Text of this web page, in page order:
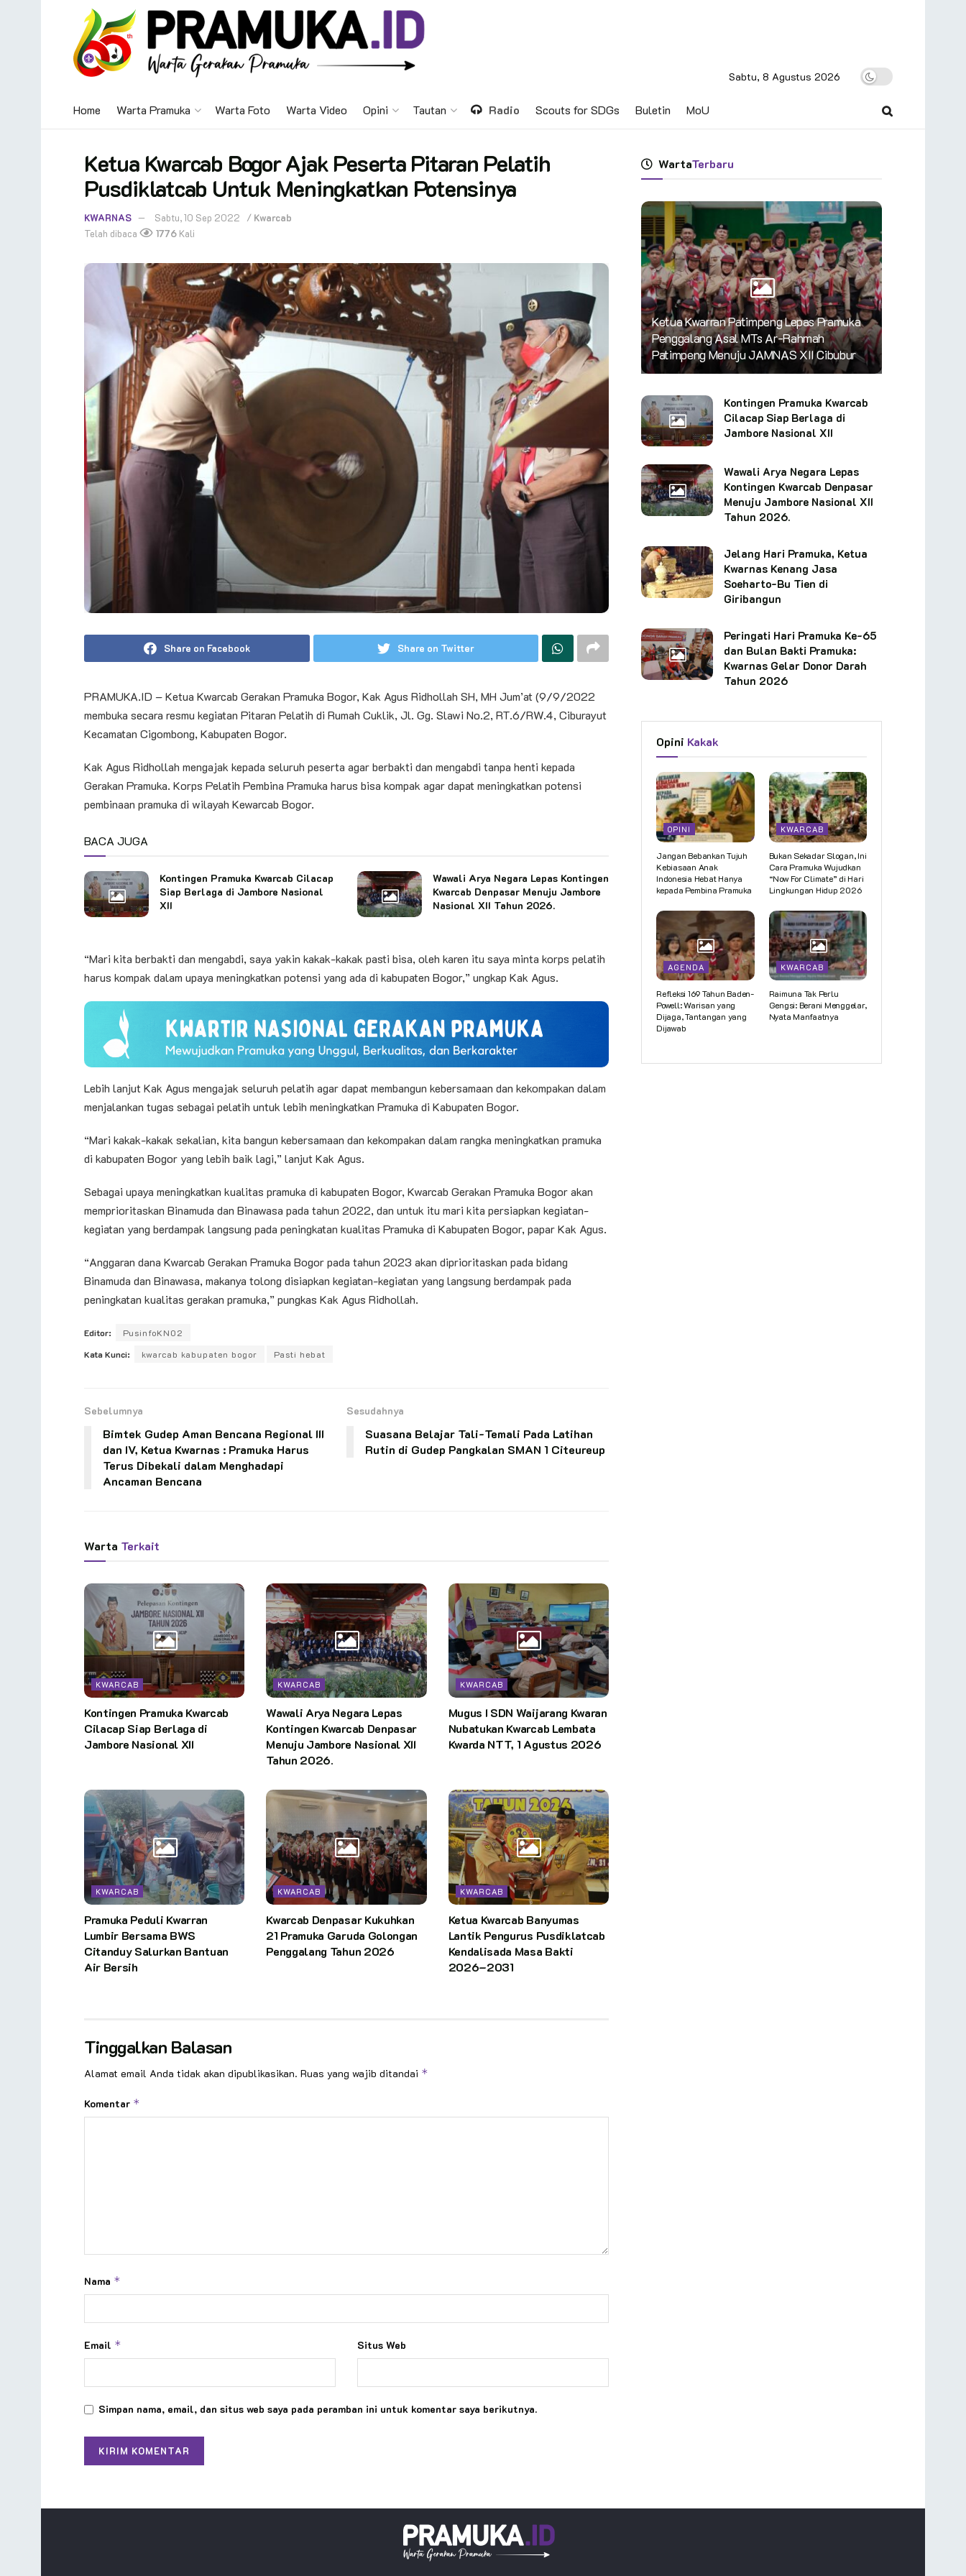
Sabtu, 8 Agustus 2026
Home Warta Pramuka Warta Foto Warta Video Opini Tautan Radio Scouts for SDGs Buletin MoU
Ketua Kwarcab Bogor Ajak Peserta Pitaran Pelatih
Pusdiklatcab Untuk Meningkatkan Potensinya
KWARNAS Sabtu, 10 Sep 2022 / Kwarcab
Telah dibaca
1776 Kali
Share on Facebook Share on Twitter
PRAMUKA.ID – Ketua Kwarcab Gerakan Pramuka Bogor, Kak Agus Ridhollah SH, MH Jum’at (9/9/2022
membuka secara resmu kegiatan Pitaran Pelatih di Rumah Cuklik, Jl. Gg. Slawi No.2, RT.6/RW.4, Ciburayut
Kecamatan Cigombong, Kabupaten Bogor.
Kak Agus Ridhollah mengajak kepada seluruh peserta agar berbakti dan mengabdi tanpa henti kepada
Gerakan Pramuka. Korps Pelatih Pembina Pramuka harus bisa kompak agar dapat meningkatkan potensi
pembinaan pramuka di wilayah Kewarcab Bogor.
BACA JUGA
Kontingen Pramuka Kwarcab Cilacap
Siap Berlaga di Jambore Nasional
XII
Wawali Arya Negara Lepas Kontingen
Kwarcab Denpasar Menuju Jambore
Nasional XII Tahun 2026.
“Mari kita berbakti dan mengabdi, saya yakin kakak-kakak pasti bisa, oleh karen itu saya minta korps pelatih
harus kompak dalam upaya meningkatkan potensi yang ada di kabupaten Bogor,” ungkap Kak Agus.
Lebih lanjut Kak Agus mengajak seluruh pelatih agar dapat membangun kebersamaan dan kekompakan dalam
menjalankan tugas sebagai pelatih untuk lebih meningkatkan Pramuka di Kabupaten Bogor.
“Mari kakak-kakak sekalian, kita bangun kebersamaan dan kekompakan dalam rangka meningkatkan pramuka
di kabupaten Bogor yang lebih baik lagi,” lanjut Kak Agus.
Sebagai upaya meningkatkan kualitas pramuka di kabupaten Bogor, Kwarcab Gerakan Pramuka Bogor akan
memprioritaskan Binamuda dan Binawasa pada tahun 2022, dan untuk itu mari kita persiapkan kegiatan-
kegiatan yang berdampak langsung pada peningkatan kualitas Pramuka di Kabupaten Bogor, papar Kak Agus.
“Anggaran dana Kwarcab Gerakan Pramuka Bogor pada tahun 2023 akan diprioritaskan pada bidang
Binamuda dan Binawasa, makanya tolong disiapkan kegiatan-kegiatan yang langsung berdampak pada
peningkatan kualitas gerakan pramuka,” pungkas Kak Agus Ridhollah.
Editor:
PusinfoKN02
Kata Kunci:
kwarcab kabupaten bogor Pasti hebat
Sebelumnya
Bimtek Gudep Aman Bencana Regional III
dan IV, Ketua Kwarnas : Pramuka Harus
Terus Dibekali dalam Menghadapi
Ancaman Bencana
Sesudahnya
Suasana Belajar Tali-Temali Pada Latihan
Rutin di Gudep Pangkalan SMAN 1 Citeureup
Warta Terkait
KWARCAB
Kontingen Pramuka Kwarcab
Cilacap Siap Berlaga di
Jambore Nasional XII
KWARCAB
Wawali Arya Negara Lepas
Kontingen Kwarcab Denpasar
Menuju Jambore Nasional XII
Tahun 2026.
KWARCAB
Mugus I SDN Waijarang Kwaran
Nubatukan Kwarcab Lembata
Kwarda NTT, 1 Agustus 2026
KWARCAB
Pramuka Peduli Kwarran
Lumbir Bersama BWS
Citanduy Salurkan Bantuan
Air Bersih
KWARCAB
Kwarcab Denpasar Kukuhkan
21 Pramuka Garuda Golongan
Penggalang Tahun 2026
KWARCAB
Ketua Kwarcab Banyumas
Lantik Pengurus Pusdiklatcab
Kendalisada Masa Bakti
2026–2031
Tinggalkan Balasan
Alamat email Anda tidak akan dipublikasikan. Ruas yang wajib ditandai *
Komentar *
Nama *
Email * Situs Web
Simpan nama, email, dan situs web saya pada peramban ini untuk komentar saya berikutnya.
WartaTerbaru
Ketua Kwarran Patimpeng Lepas Pramuka
Penggalang Asal MTs Ar-Rahmah
Patimpeng Menuju JAMNAS XII Cibubur
Kontingen Pramuka Kwarcab
Cilacap Siap Berlaga di
Jambore Nasional XII
Wawali Arya Negara Lepas
Kontingen Kwarcab Denpasar
Menuju Jambore Nasional XII
Tahun 2026.
Jelang Hari Pramuka, Ketua
Kwarnas Kenang Jasa
Soeharto-Bu Tien di
Giribangun
Peringati Hari Pramuka Ke-65
dan Bulan Bakti Pramuka:
Kwarnas Gelar Donor Darah
Tahun 2026
Opini Kakak
OPINI
Jangan Bebankan Tujuh
Kebiasaan Anak
Indonesia Hebat Hanya
kepada Pembina Pramuka
KWARCAB
Bukan Sekadar Slogan, Ini
Cara Pramuka Wujudkan
“Now For Climate” di Hari
Lingkungan Hidup 2026
AGENDA
Refleksi 169 Tahun Baden-
Powell: Warisan yang
Dijaga, Tantangan yang
Dijawab
KWARCAB
Raimuna Tak Perlu
Gengsi: Berani Menggelar,
Nyata Manfaatnya